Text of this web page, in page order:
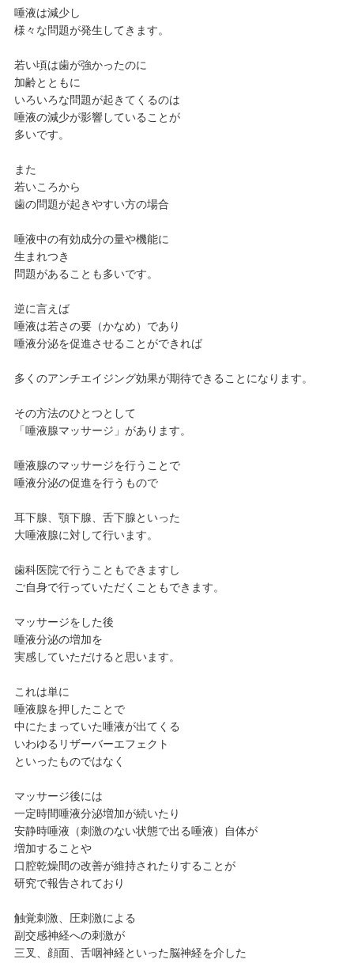
唾液は減少し
様々な問題が発生してきます。
若い頃は歯が強かったのに
加齢とともに
いろいろな問題が起きてくるのは
唾液の減少が影響していることが
多いです。
また
若いころから
歯の問題が起きやすい方の場合
唾液中の有効成分の量や機能に
生まれつき
問題があることも多いです。
逆に言えば
唾液は若さの要（かなめ）であり
唾液分泌を促進させることができれば
多くのアンチエイジング効果が期待できることになります。
その方法のひとつとして
「唾液腺マッサージ」があります。
唾液腺のマッサージを行うことで
唾液分泌の促進を行うもので
耳下腺、顎下腺、舌下腺といった
大唾液腺に対して行います。
歯科医院で行うこともできますし
ご自身で行っていただくこともできます。
マッサージをした後
唾液分泌の増加を
実感していただけると思います。
これは単に
唾液腺を押したことで
中にたまっていた唾液が出てくる
いわゆるリザーバーエフェクト
といったものではなく
マッサージ後には
一定時間唾液分泌増加が続いたり
安静時唾液（刺激のない状態で出る唾液）自体が
増加することや
口腔乾燥間の改善が維持されたりすることが
研究で報告されており
触覚刺激、圧刺激による
副交感神経への刺激が
三叉、顔面、舌咽神経といった脳神経を介した